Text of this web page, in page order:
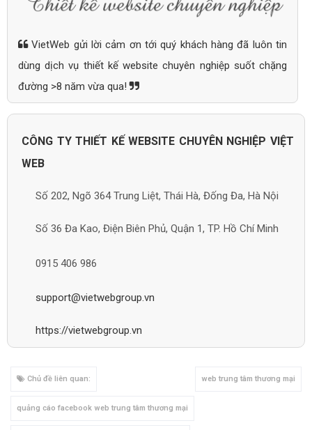
VietWeb gửi lời cảm ơn tới quý khách hàng đã luôn tin
dùng dịch vụ thiết kế website chuyên nghiệp suốt chặng
đường >8 năm vừa qua!
CÔNG TY THIẾT KẾ WEBSITE CHUYÊN NGHIỆP VIỆT
WEB
Số 202, Ngõ 364 Trung Liệt, Thái Hà, Đống Đa, Hà Nội
Số 36 Đa Kao, Điện Biên Phủ, Quận 1, TP. Hồ Chí Minh
0915 406 986
support@vietwebgroup.vn
https://vietwebgroup.vn
Chủ đề liên quan: web trung tâm thương mại
quảng cáo facebook web trung tâm thương mại